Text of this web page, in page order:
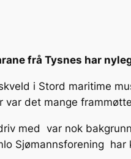
frå Tysnes har
i Stord maritime
var det mange
med var nok
Sjømannsforening